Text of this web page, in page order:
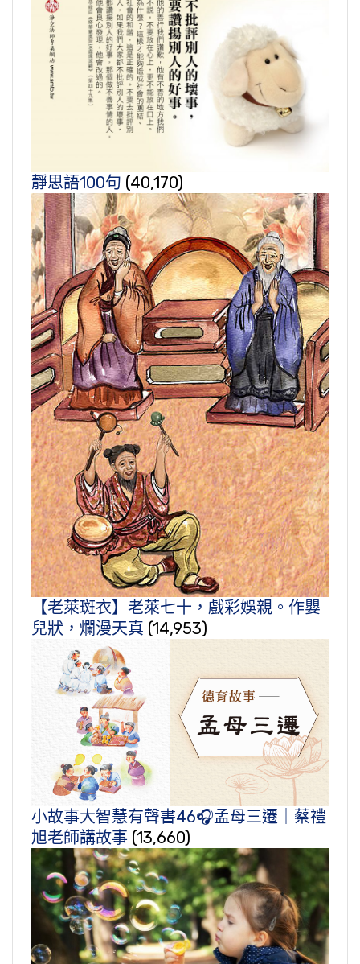
靜思語100句 (40,170)
【老萊斑衣】老萊七十，戲彩娛親。作嬰
兒狀，爛漫天真 (14,953)
小故事大智慧有聲書46🎧孟母三遷｜蔡禮
旭老師講故事 (13,660)